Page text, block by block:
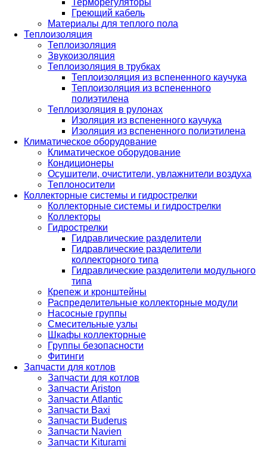
Терморегуляторы
Греющий кабель
Материалы для теплого пола
Теплоизоляция
Теплоизоляция
Звукоизоляция
Теплоизоляция в трубках
Теплоизоляция из вспененного каучука
Теплоизоляция из вспененного
полиэтилена
Теплоизоляция в рулонах
Изоляция из вспененного каучука
Изоляция из вспененного полиэтилена
Климатическое оборудование
Климатическое оборудование
Кондиционеры
Осушители, очистители, увлажнители воздуха
Теплоносители
Коллекторные системы и гидрострелки
Коллекторные системы и гидрострелки
Коллекторы
Гидрострелки
Гидравлические разделители
Гидравлические разделители
коллекторного типа
Гидравлические разделители модульного
типа
Крепеж и кронштейны
Распределительные коллекторные модули
Насосные группы
Смесительные узлы
Шкафы коллекторные
Группы безопасности
Фитинги
Запчасти для котлов
Запчасти для котлов
Запчасти Ariston
Запчасти Atlantic
Запчасти Baxi
Запчасти Buderus
Запчасти Navien
Запчасти Kiturami